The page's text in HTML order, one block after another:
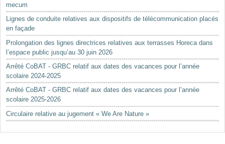
mecum
Lignes de conduite relatives aux dispositifs de télécommunication placés
en façade
Prolongation des lignes directrices relatives aux terrasses Horeca dans
l’espace public jusqu’au 30 juin 2026
Arrêté CoBAT - GRBC relatif aux dates des vacances pour l’année
scolaire 2024-2025
Arrêté CoBAT - GRBC relatif aux dates des vacances pour l’année
scolaire 2025-2026
Circulaire relative au jugement « We Are Nature »